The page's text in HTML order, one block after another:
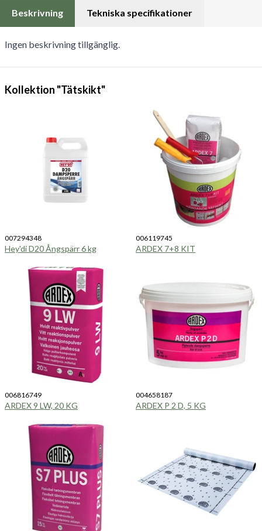
Beskrivning Tekniska specifikationer
Ingen beskrivning tillgänglig.
Kollektion "Tätskikt"
007294348
Hey'di D20 Ångspärr 6 kg
006119745
ARDEX 7+8 KIT
006816749
ARDEX 9 LW, 20 KG
004658187
ARDEX P 2 D, 5 KG